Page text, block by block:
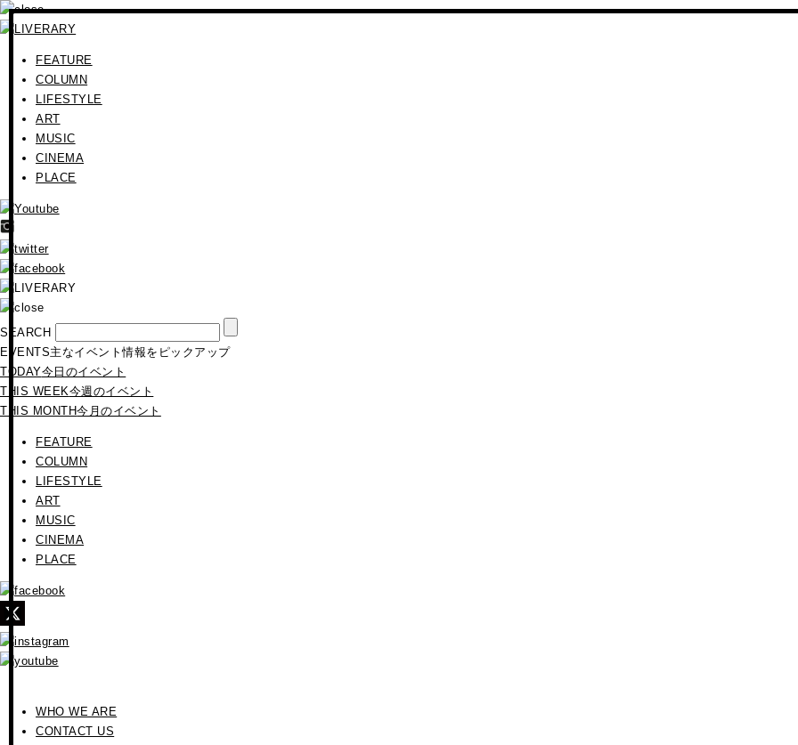
FEATURE
COLUMN
LIFESTYLE
ART
MUSIC
CINEMA
PLACE
SEARCH
EVENTS主なイベント情報をピックアップ
TODAY今日のイベント
THIS WEEK今週のイベント
THIS MONTH今月のイベント
FEATURE
COLUMN
LIFESTYLE
ART
MUSIC
CINEMA
PLACE
WHO WE ARE
CONTACT US